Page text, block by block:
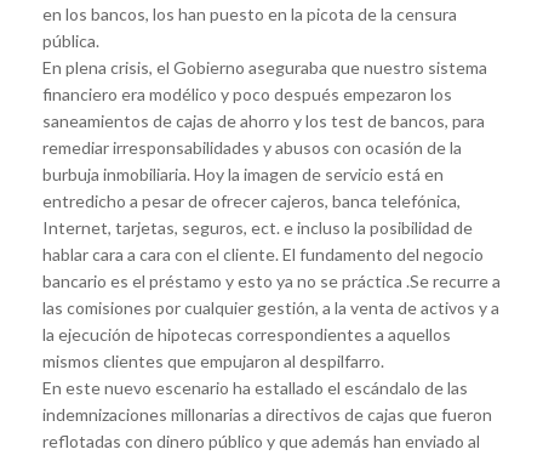
en los bancos, los han puesto en la picota de la censura
pública.
En plena crisis, el Gobierno aseguraba que nuestro sistema
financiero era modélico y poco después empezaron los
saneamientos de cajas de ahorro y los test de bancos, para
remediar irresponsabilidades y abusos con ocasión de la
burbuja inmobiliaria. Hoy la imagen de servicio está en
entredicho a pesar de ofrecer cajeros, banca telefónica,
Internet, tarjetas, seguros, ect. e incluso la posibilidad de
hablar cara a cara con el cliente. El fundamento del negocio
bancario es el préstamo y esto ya no se práctica .Se recurre a
las comisiones por cualquier gestión, a la venta de activos y a
la ejecución de hipotecas correspondientes a aquellos
mismos clientes que empujaron al despilfarro.
En este nuevo escenario ha estallado el escándalo de las
indemnizaciones millonarias a directivos de cajas que fueron
reflotadas con dinero público y que además han enviado al